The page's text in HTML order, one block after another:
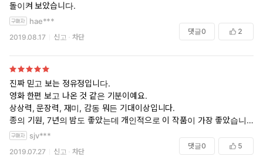
돌이켜 보았습니다.
hae***
2019.08.17 신고 차단
댓글0 2
진짜 믿고 보는 정유정입니다.
영화 한편 보고 나온 것 같은 기분이예요.
상상력, 문장력, 재미, 감동 뭐든 기대이상입니다.
종의 기원, 7년의 밤도 좋았는데 개인적으로 이 작품이 가장 좋았습니다.
개인적으로 관심이 있었던 분야라 더 그랬던 것도 같고요.
sjv***
2019.07.27 신고 차단
댓글0 5